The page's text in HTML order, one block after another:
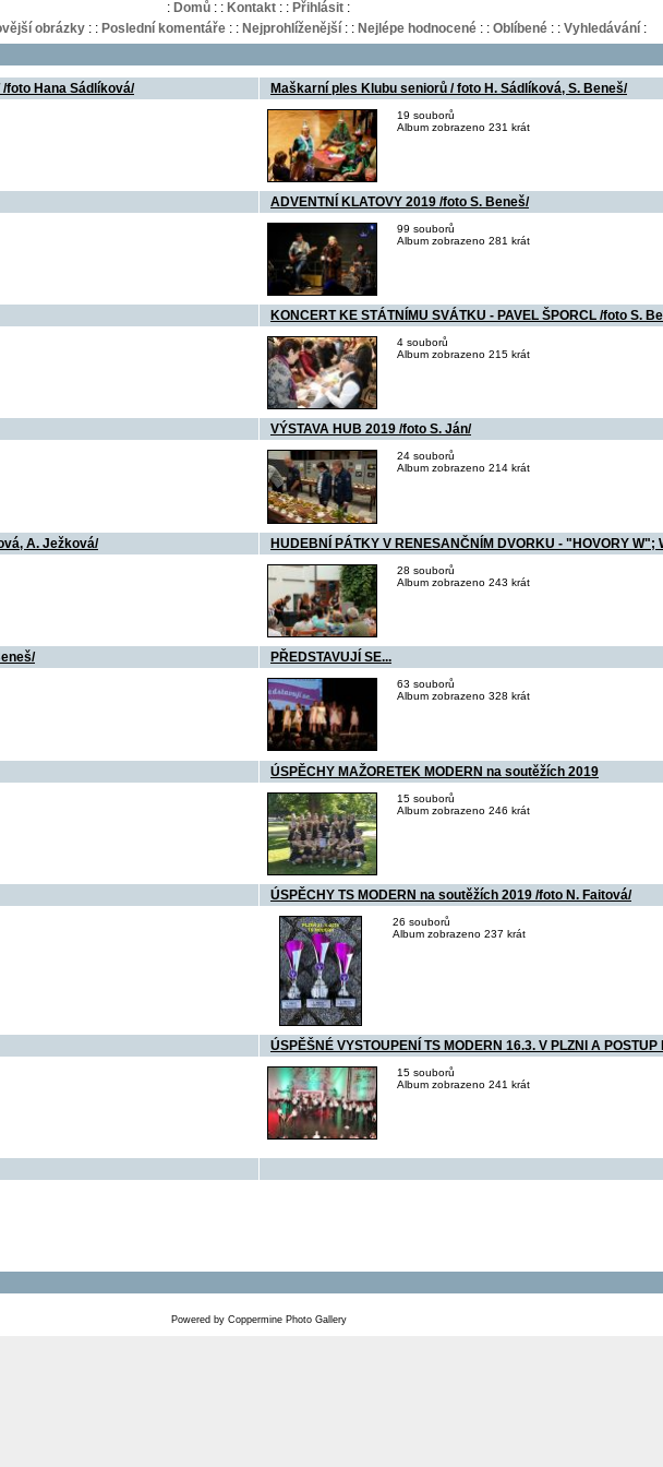
: Domů : : Kontakt : : Přihlásit :
obrázky: : Poslední komentáře: : Nejprohlíženější: : Nejlépe hodnocené: : Oblíbené: : Vyhledávání:
/foto Hana Sádlíková/ Maškarní ples Klubu seniorů / foto H. Sádlíková, S. Beneš/
19 souborů
Album zobrazeno 231 krát
ADVENTNÍ KLATOVY 2019 /foto S. Beneš/
99 souborů
Album zobrazeno 281 krát
KONCERT KE STÁTNÍMU SVÁTKU - PAVEL ŠPORCL /foto S.
4 souborů
Album zobrazeno 215 krát
VÝSTAVA HUB 2019 /foto S. Ján/
24 souborů
Album zobrazeno 214 krát
A. Ježková/ HUDEBNÍ PÁTKY V RENESANČNÍM DVORKU - "HOVORY W";
28 souborů
Album zobrazeno 243 krát
PŘEDSTAVUJÍ SE...
63 souborů
Album zobrazeno 328 krát
ÚSPĚCHY MAŽORETEK MODERN na soutěžích 2019
15 souborů
Album zobrazeno 246 krát
ÚSPĚCHY TS MODERN na soutěžích 2019 /foto N. Faitová/
26 souborů
Album zobrazeno 237 krát
ÚSPĚŠNÉ VYSTOUPENÍ TS MODERN 16.3. V PLZNI A POSTUP
15 souborů
Album zobrazeno 241 krát
Powered by Coppermine Photo Gallery